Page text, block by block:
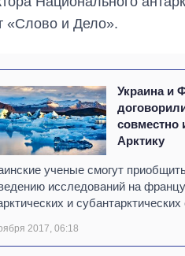
«Слово и Дело».
Украина и
совместно
Арктику
ученые смогут
исследований на
и субантарктических
2017, 06:18